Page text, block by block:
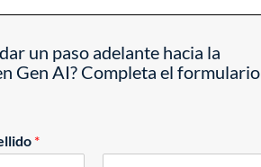
un paso adelante hacia la
Gen AI? Completa el formulario
*